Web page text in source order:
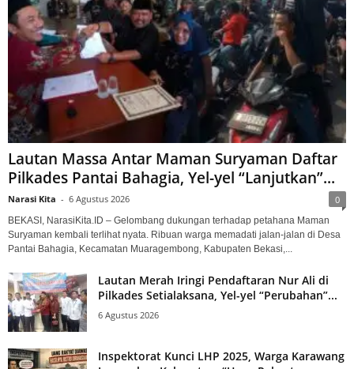
Lautan Massa Antar Maman Suryaman Daftar
Pilkades Pantai Bahagia, Yel-yel “Lanjutkan”...
Narasi Kita - 6 Agustus 2026 0
BEKASI, NarasiKita.ID – Gelombang dukungan terhadap petahana Maman
Suryaman kembali terlihat nyata. Ribuan warga memadati jalan-jalan di Desa
Pantai Bahagia, Kecamatan Muaragembong, Kabupaten Bekasi,...
Lautan Merah Iringi Pendaftaran Nur Ali di
Pilkades Setialaksana, Yel-yel “Perubahan”...
6 Agustus 2026
Inspektorat Kunci LHP 2025, Warga Karawang